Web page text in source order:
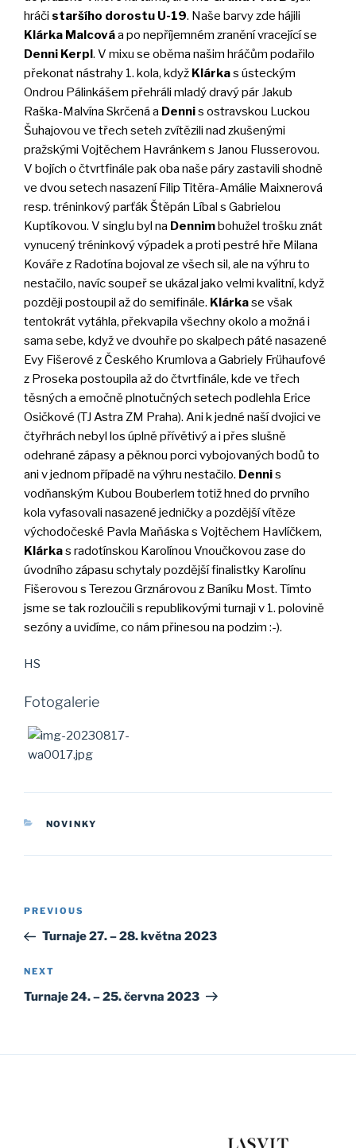
hráči staršího dorostu U-19. Naše barvy zde hájili
Klárka Malcováa po nepříjemném zranění vracející se
Denni Kerpl. V mixu se oběma našim hráčům podařilo
překonat nástrahy 1. kola, když Klárkas ústeckým
Ondrou Pálinkášem přehráli mladý dravý pár Jakub
Raška-Malvína Skrčená a Dennis ostravskou Luckou
Šuhajovou ve třech seteh zvítězili nad zkušenými
pražskými Vojtěchem Havránkem s Janou Flusserovou.
V bojích o čtvrtfinále pak oba naše páry zastavili shodně
ve dvou setech nasazení Filip Titěra-Amálie Maixnerová
resp. tréninkový parťák Štěpán Líbal s Gabrielou
Kuptíkovou. V singlu byl na Dennimbohužel trošku znát
vynucený tréninkový výpadek a proti pestré hře Milana
Kováře z Radotína bojoval ze všech sil, ale na výhru to
nestačilo, navíc soupeř se ukázal jako velmi kvalitní, když
později postoupil až do semifinále. Klárkase však
tentokrát vytáhla, překvapila všechny okolo a možná i
sama sebe, když ve dvouhře po skalpech páté nasazené
Evy Fišerové z Českého Krumlova a Gabriely Frühaufové
z Proseka postoupila až do čtvrtfinále, kde ve třech
těsných a emočně plnotučných setech podlehla Erice
Osičkové (TJ Astra ZM Praha). Ani k jedné naší dvojici ve
čtyřhrách nebyl los úplně přívětivý a i přes slušně
odehrané zápasy a pěknou porci vybojovaných bodů to
ani v jednom případě na výhru nestačilo. Dennis
vodňanským Kubou Bouberlem totiž hned do prvního
kola vyfasovali nasazené jedničky a pozdější vítěze
východočeské Pavla Maňáska s Vojtěchem Havlíčkem,
Klárkas radotínskou Karolínou Vnoučkovou zase do
úvodního zápasu schytaly pozdější finalistky Karolínu
Fišerovou s Terezou Grznárovou z Baníku Most. Tímto
jsme se tak rozloučili s republikovými turnaji v 1. polovině
sezóny a uvidíme, co nám přinesou na podzim :-).
HS
Fotogalerie
CATEGORIES
NOVINKY
Post
Previous
Post
PREVIOUS
Turnaje 27. – 28. května 2023
Next
Post
NEXT
Turnaje 24. – 25. června 2023